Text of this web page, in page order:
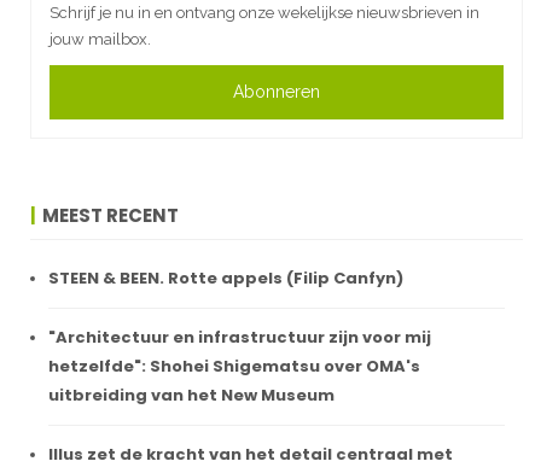
Schrijf je nu in en ontvang onze wekelijkse nieuwsbrieven in
jouw mailbox.
Abonneren
MEEST RECENT
STEEN & BEEN. Rotte appels (Filip Canfyn)
"Architectuur en infrastructuur zijn voor mij
hetzelfde": Shohei Shigematsu over OMA's
uitbreiding van het New Museum
Illus zet de kracht van het detail centraal met